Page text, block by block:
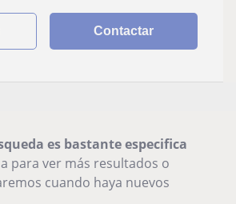
Contactar
es bastante especifica
para ver más resultados o
cuando haya nuevos